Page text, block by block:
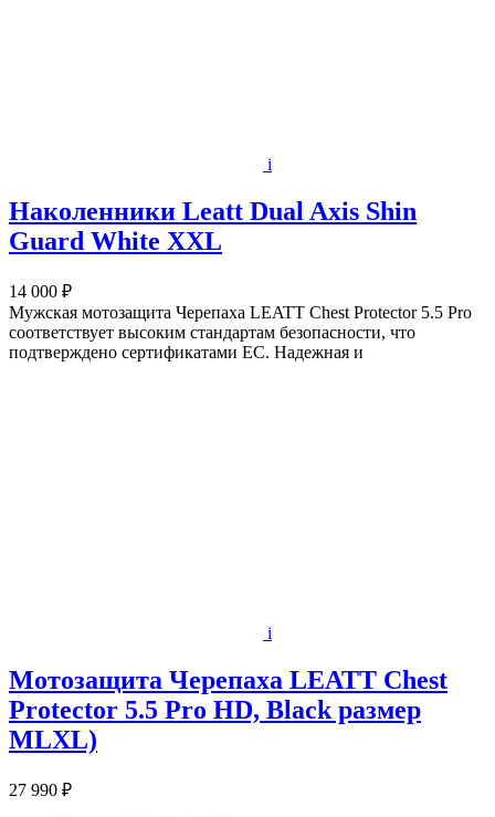
i
Наколенники Leatt Dual Axis Shin
Guard White XXL
14 000 ₽
Мужская мотозащита Черепаха LEATT Chest Protector 5.5 Pro
соответствует высоким стандартам безопасности, что
подтверждено сертификатами ЕС. Надежная и
i
Мотозащита Черепаха LEATT Chest
Protector 5.5 Pro HD, Black размер
MLXL)
27 990 ₽